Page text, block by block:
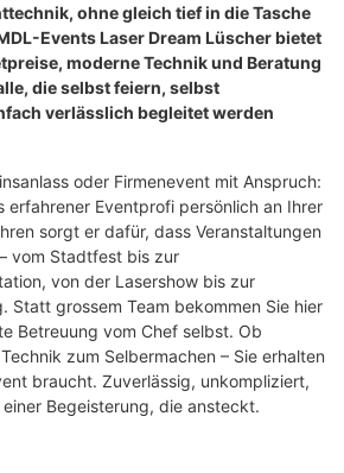
ohne gleich tief in die Tasche
Events Laser Dream Lüscher bietet
moderne Technik und Beratung
die selbst feiern, selbst
verlässlich begleitet werden
oder Firmenevent mit Anspruch:
erfahrener Eventprofi persönlich an Ihrer
sorgt er dafür, dass Veranstaltungen
vom Stadtfest bis zur
von der Lasershow bis zur
Statt grossem Team bekommen Sie hier
Betreuung vom Chef selbst. Ob
zum Selbermachen – Sie erhalten
braucht. Zuverlässig, unkompliziert,
Begeisterung, die ansteckt.